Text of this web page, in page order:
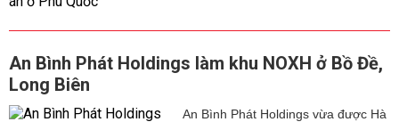
An Bình Phát Holdings làm khu NOXH ở Bồ Đề,
Long Biên
An Bình Phát Holdings vừa được Hà